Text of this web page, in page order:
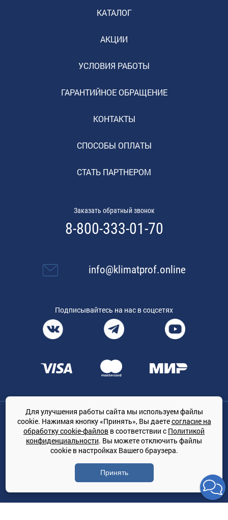
КАТАЛОГ
АКЦИИ
УСЛОВИЯ РАБОТЫ
ГАРАНТИЙНОЕ ОБРАЩЕНИЕ
КОНТАКТЫ
СПОСОБЫ ОПЛАТЫ
СТАТЬ ПАРТНЕРОМ
Заказать обратный звонок
8-800-333-01-70
info@klimatprof.online
Подписывайтесь на нас в соцсетях
Общество с ограниченной ответственностью «ТРЕЙДКОН», ОГРН:
1167847364079, 197022, г. Санкт-Петербург, проспект Медиков, 7
КЛИМАТПРОФ.ONLINE - оптовая продажа кондиционеров и
климатической техники на территории РФ
© Сайт принадлежит ООО «ТРЕЙДКОН»
Политика конфиденциальности
Для улучшения работы сайта мы используем файлы
cookie. Нажимая кнопку «Принять», Вы даетесогласие на
обработку cookie-файлов в соответствии с Политикой
конфиденциальности. Вы можете отключить файлы
cookie в настройках Вашего браузера.
Принять